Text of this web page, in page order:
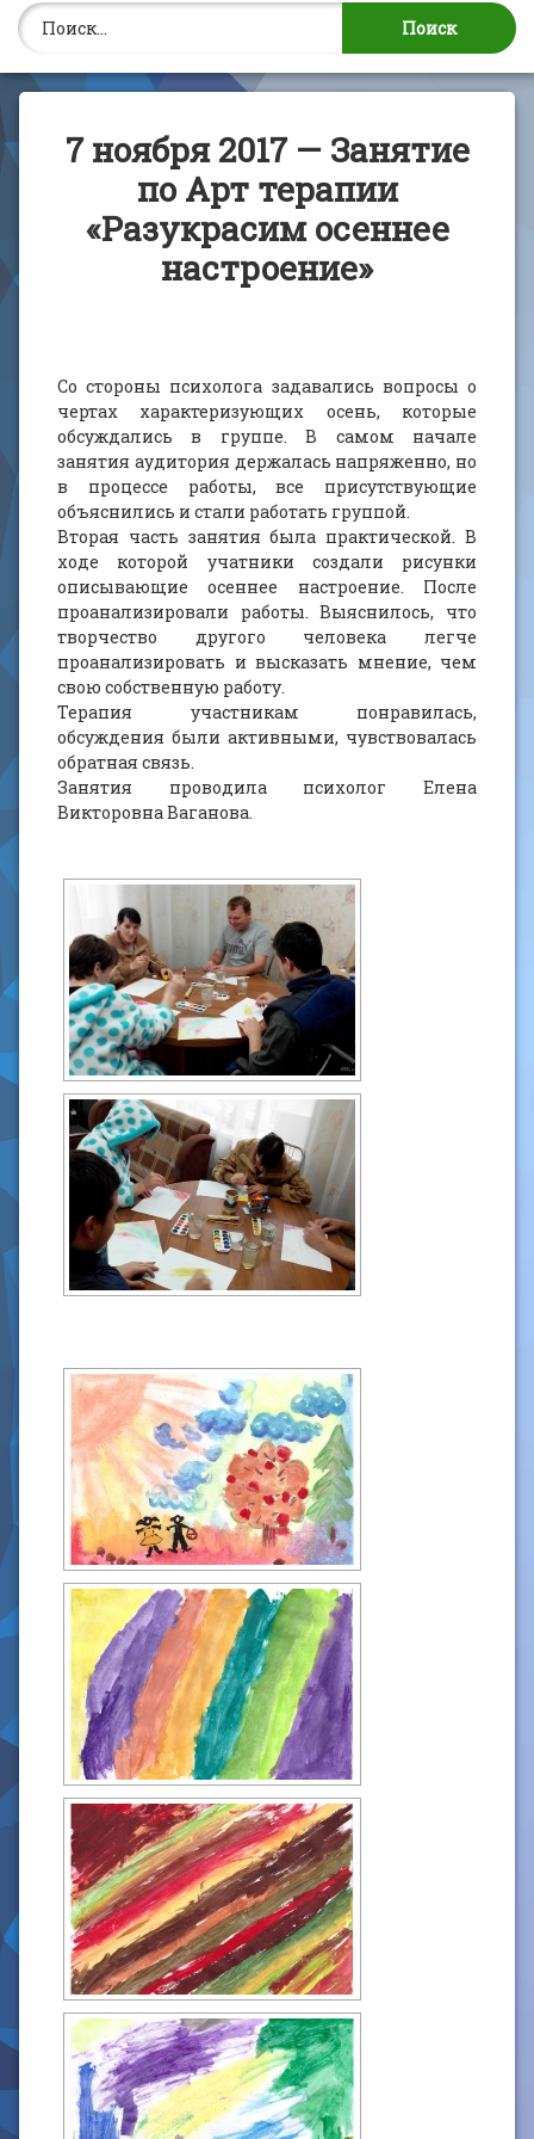
Найти:
7 ноября 2017 — Занятие
по Арт терапии
«Разукрасим осеннее
настроение»
Со стороны психолога задавались вопросы о
чертах характеризующих осень, которые
обсуждались в группе. В самом начале
занятия аудитория держалась напряженно, но
в процессе работы, все присутствующие
объяснились и стали работать группой.
Вторая часть занятия была практической. В
ходе которой учатники создали рисунки
описывающие осеннее настроение. После
проанализировали работы. Выяснилось, что
творчество другого человека легче
проанализировать и высказать мнение, чем
свою собственную работу.
Терапия участникам понравилась,
обсуждения были активными, чувствовалась
обратная связь.
Занятия проводила психолог Елена
Викторовна Ваганова.